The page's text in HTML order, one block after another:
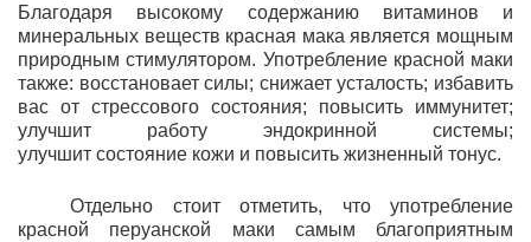
Благодаря высокому содержанию витаминов и
минеральных веществ красная мака является мощным
природным стимулятором. Употребление красной маки
также: восстановает силы; снижает усталость; избавить
вас от стрессового состояния; повысить иммунитет;
улучшит работу эндокринной системы;
улучшит состояние кожи и повысить жизненный тонус.
Отдельно стоит отметить, что употребление
красной перуанской маки самым благоприятным